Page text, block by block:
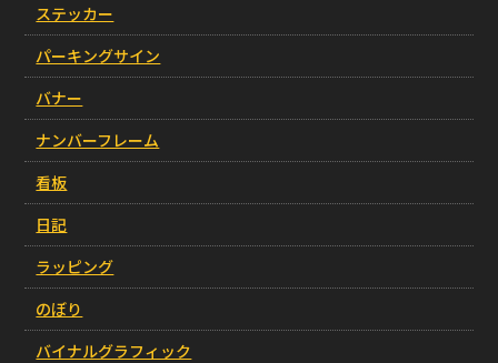
ステッカー
パーキングサイン
バナー
ナンバーフレーム
看板
日記
ラッピング
のぼり
バイナルグラフィック